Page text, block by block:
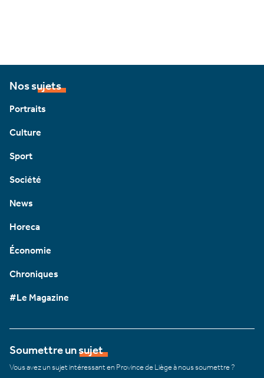
Nos sujets
Portraits
Culture
Sport
Société
News
Horeca
Économie
Chroniques
#Le Magazine
Soumettre un sujet
Vous avez un sujet intéressant en Province de Liège à nous soumettre ?